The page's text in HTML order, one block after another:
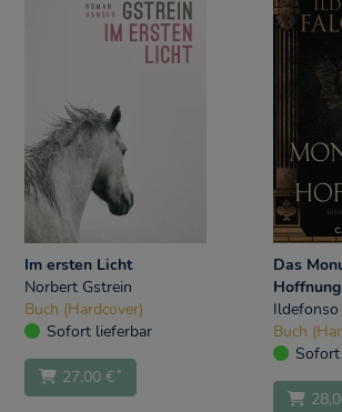
Im ersten Licht
Norbert Gstrein
Buch (Hardcover)
Sofort lieferbar
27,00 €*
Das
Hoffnung
Ildefonso
Buch